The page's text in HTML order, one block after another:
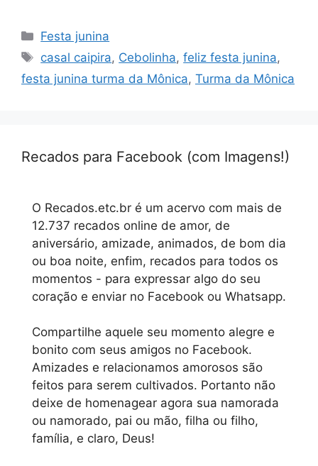
Categorias
Festa junina
Tags
casal caipira, Cebolinha,feliz festa junina,
festa junina turma da Mônica, Turma da Mônica
Recados para Facebook (com Imagens!)
O Recados.etc.br é um acervo com mais de
12.737 recados online de amor, de
aniversário, amizade, animados, de bom dia
ou boa noite, enfim, recados para todos os
momentos - para expressar algo do seu
coração e enviar no Facebook ou Whatsapp.
Compartilhe aquele seu momento alegre e
bonito com seus amigos no Facebook.
Amizades e relacionamos amorosos são
feitos para serem cultivados. Portanto não
deixe de homenagear agora sua namorada
ou namorado, pai ou mão, filha ou filho,
família, e claro, Deus!